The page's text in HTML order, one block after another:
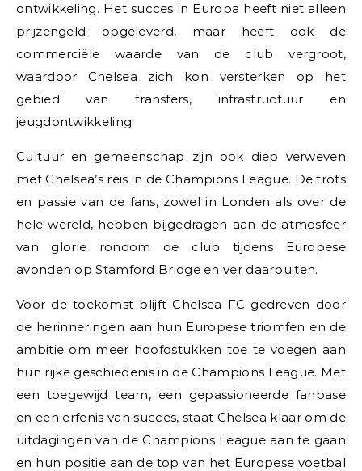
ontwikkeling. Het succes in Europa heeft niet alleen
prijzengeld opgeleverd, maar heeft ook de
commerciële waarde van de club vergroot,
waardoor Chelsea zich kon versterken op het
gebied van transfers, infrastructuur en
jeugdontwikkeling.
Cultuur en gemeenschap zijn ook diep verweven
met Chelsea’s reis in de Champions League. De trots
en passie van de fans, zowel in Londen als over de
hele wereld, hebben bijgedragen aan de atmosfeer
van glorie rondom de club tijdens Europese
avonden op Stamford Bridge en ver daarbuiten.
Voor de toekomst blijft Chelsea FC gedreven door
de herinneringen aan hun Europese triomfen en de
ambitie om meer hoofdstukken toe te voegen aan
hun rijke geschiedenis in de Champions League. Met
een toegewijd team, een gepassioneerde fanbase
en een erfenis van succes, staat Chelsea klaar om de
uitdagingen van de Champions League aan te gaan
en hun positie aan de top van het Europese voetbal